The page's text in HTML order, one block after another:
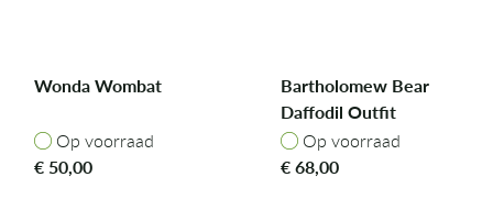
Wonda Wombat
Op voorraad
Op voorraad
€ 50,00
Bartholomew Bear
Daffodil Outfit
Op voorraad
Op voorraad
€68,00